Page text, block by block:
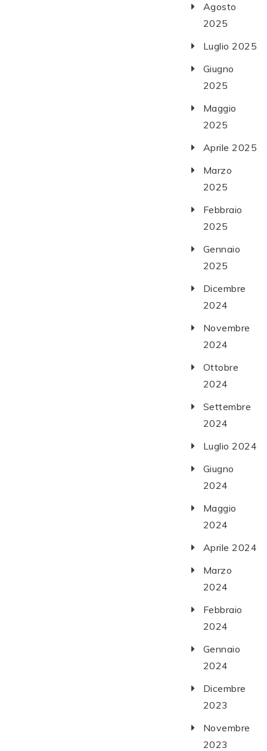
Agosto
2025
Luglio 2025
Giugno
2025
Maggio
2025
Aprile 2025
Marzo
2025
Febbraio
2025
Gennaio
2025
Dicembre
2024
Novembre
2024
Ottobre
2024
Settembre
2024
Luglio 2024
Giugno
2024
Maggio
2024
Aprile 2024
Marzo
2024
Febbraio
2024
Gennaio
2024
Dicembre
2023
Novembre
2023